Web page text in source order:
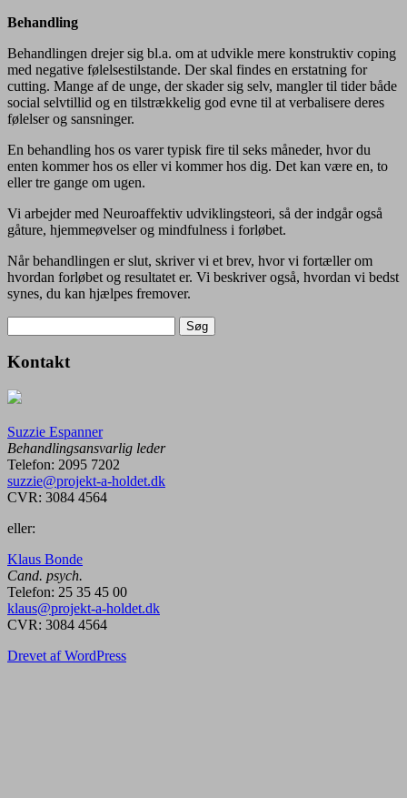
Behandling
Behandlingen drejer sig bl.a. om at udvikle mere konstruktiv coping
med negative følelsestilstande. Der skal findes en erstatning for
cutting. Mange af de unge, der skader sig selv, mangler til tider både
social selvtillid og en tilstrækkelig god evne til at verbalisere deres
følelser og sansninger.
En behandling hos os varer typisk fire til seks måneder, hvor du
enten kommer hos os eller vi kommer hos dig. Det kan være en, to
eller tre gange om ugen.
Vi arbejder med Neuroaffektiv udviklingsteori, så der indgår også
gåture, hjemmeøvelser og mindfulness i forløbet.
Når behandlingen er slut, skriver vi et brev, hvor vi fortæller om
hvordan forløbet og resultatet er. Vi beskriver også, hvordan vi bedst
synes, du kan hjælpes fremover.
efter:
Kontakt
Suzzie Espanner
Behandlingsansvarlig leder
Telefon: 2095 7202
suzzie@projekt-a-holdet.dk
CVR: 3084 4564
eller:
Klaus Bonde
Cand. psych.
Telefon: 25 35 45 00
klaus@projekt-a-holdet.dk
CVR: 3084 4564
Drevet af WordPress